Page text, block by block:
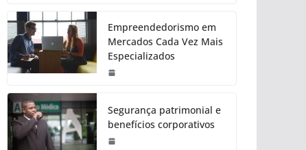
Empreendedorismo em
Mercados Cada Vez Mais
Especializados
Segurança patrimonial e
benefícios corporativos